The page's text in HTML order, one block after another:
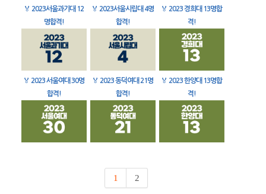
🏅 2023서울과기대 12
명합격!
🏅 2023서울시립대 4명
합격!
🏅 2023 경희대 13명합
격!
🏅 2023 서울여대 30명
합격!
🏅 2023 동덕여대 21명
합격!
🏅 2023 한양대 13명합
격!
1 2